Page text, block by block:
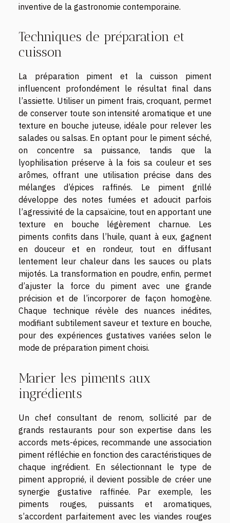
inventive de la gastronomie contemporaine.
Techniques de préparation et
cuisson
La préparation piment et la cuisson piment
influencent profondément le résultat final dans
l’assiette. Utiliser un piment frais, croquant, permet
de conserver toute son intensité aromatique et une
texture en bouche juteuse, idéale pour relever les
salades ou salsas. En optant pour le piment séché,
on concentre sa puissance, tandis que la
lyophilisation préserve à la fois sa couleur et ses
arômes, offrant une utilisation précise dans des
mélanges d’épices raffinés. Le piment grillé
développe des notes fumées et adoucit parfois
l’agressivité de la capsaïcine, tout en apportant une
texture en bouche légèrement charnue. Les
piments confits dans l’huile, quant à eux, gagnent
en douceur et en rondeur, tout en diffusant
lentement leur chaleur dans les sauces ou plats
mijotés. La transformation en poudre, enfin, permet
d’ajuster la force du piment avec une grande
précision et de l’incorporer de façon homogène.
Chaque technique révèle des nuances inédites,
modifiant subtilement saveur et texture en bouche,
pour des expériences gustatives variées selon le
mode de préparation piment choisi.
Marier les piments aux
ingrédients
Un chef consultant de renom, sollicité par de
grands restaurants pour son expertise dans les
accords mets-épices, recommande une association
piment réfléchie en fonction des caractéristiques de
chaque ingrédient. En sélectionnant le type de
piment approprié, il devient possible de créer une
synergie gustative raffinée. Par exemple, les
piments rouges, puissants et aromatiques,
s’accordent parfaitement avec les viandes rouges